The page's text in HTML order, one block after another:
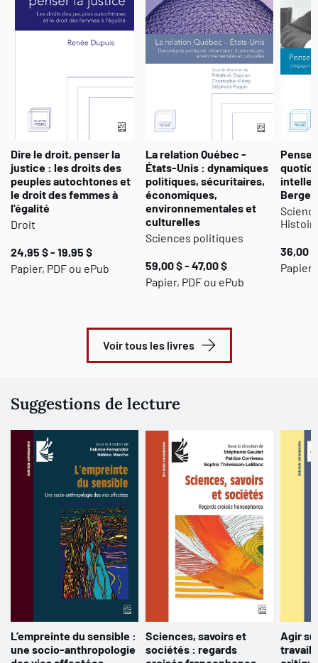
de la science politique contemporaines.
Charles Taylor est professeur titulaire de philosophie à
l'Université McGill. Ses recherches portent sur la pensée
allemande, l'épistémologie et l'interprétation de l'identité
moderne. Il a reçu, en 1992, le Prix Molson du Conseil des Arts du
Canada pour l'ensemble de son œuvre et, en 1993, le Prix Léon-
Gérin du Gouvernement du Québec pour l'ensemble de sa carrière.
Considéré comme l'un des principaux spécialistes de Hegel,
Charles Taylor est le lauréat 1997 du Prix Hegel de la ville
Stuttgart.
Dire le droit, penser la
justice : les droits des
peuples autochtones et
le droit des femmes à
l'égalité
Droit
24,95 $ - 19,95 $
Papier, PDF ou ePub
La relation Québec -
États-Unis : dynamiques
politiques, sécuritaires,
économiques,
environnementales et
culturelles
Sciences politiques
59,00 $ - 47,00 $
Papier, PDF ou ePub
Penser
36,00
Papier,
Voir tous les livres
Suggestions de lecture
L’empreinte du sensible :
une socio-anthropologie
Sciences, savoirs et
sociétés : regards
Agir
travail